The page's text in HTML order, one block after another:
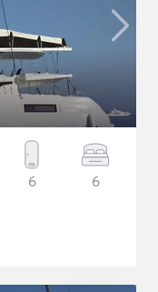
6 6